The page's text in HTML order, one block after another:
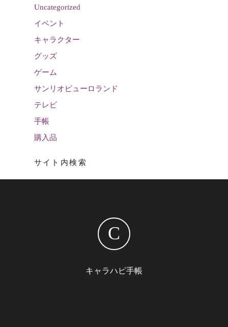
Uncategorized
イベント
キャラクター
グッズ
ゲーム
サンリオピューロランド
テレビ
手帳
購入品
サイト内検索
C
キャラハピ手帳